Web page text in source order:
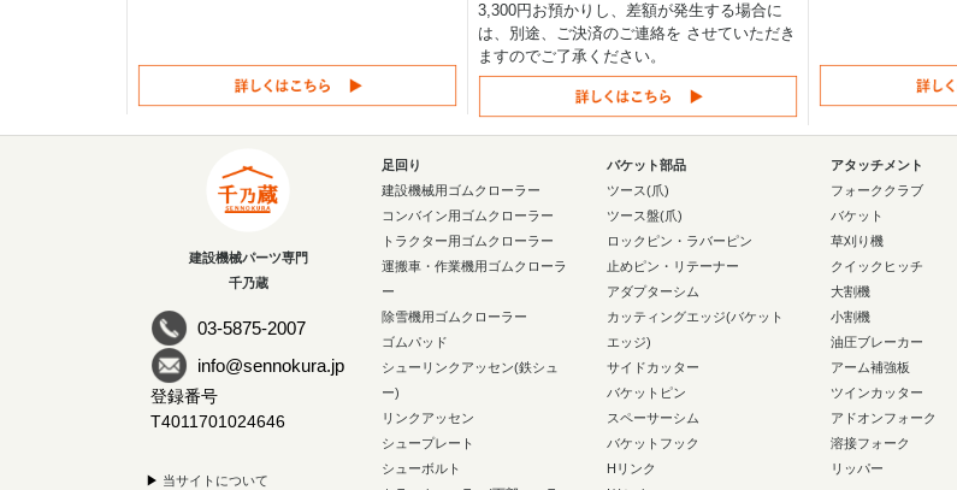
3,300円お預かりし、差額が発生する場合に
は、別途、ご決済のご連絡を させていただき
ますのでご了承ください。
建設機械パーツ専門
千乃蔵
03-5875-2007
info@sennokura.jp
登録番号
T4011701024646
▶ 当サイトについて
足回り
建設機械用ゴムクローラー
コンバイン用ゴムクローラー
トラクター用ゴムクローラー
運搬車・作業機用ゴムクローラ
ー
除雪機用ゴムクローラー
ゴムパッド
シューリンクアッセン(鉄シュ
ー)
リンクアッセン
シュープレート
シューボルト
バケット部品
ツース(爪)
ツース盤(爪)
ロックピン・ラバーピン
止めピン・リテーナー
アダプターシム
カッティングエッジ(バケット
エッジ)
サイドカッター
バケットピン
スペーサーシム
バケットフック
Hリンク
アタッチメント
フォーククラブ
バケット
草刈り機
クイックヒッチ
大割機
小割機
油圧ブレーカー
アーム補強板
ツインカッター
アドオンフォーク
溶接フォーク
リッパー